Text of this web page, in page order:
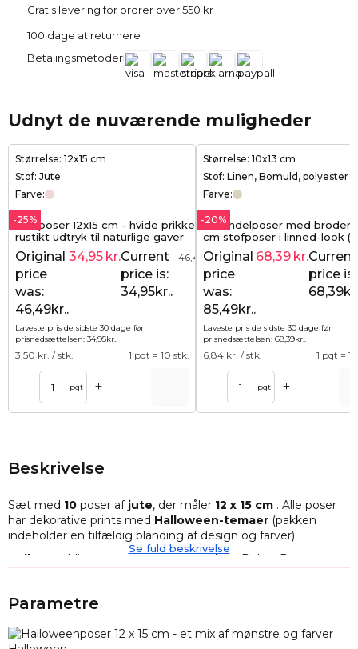
Gratis levering for ordrer over 550 kr
100 dage at returnere
Betalingsmetoder
Udnyt de nuværende muligheder
Størrelse: 12x15 cm
Stof: Jute
Farve:
-25%
Juteposer 12x15 cm - hvide prikker &
rustikt udtryk til naturlige gaver
46,49 kr.
Original
price
was:
46,49kr..
34,95 kr.Current
price is:
34,95kr..
Laveste pris de sidste 30 dage før
prisnedsættelsen: 34,95kr..
3,50 kr. / stk. 1 pqt = 10 stk.
– pqt +
Størrelse: 10x13 cm
Stof: Linen, Bomuld, polyester
Farve:
-20%
Lavendelposer med broderi -
cm stofposer i linned-look
naturlig charme og elegant
Original
price
was:
85,49kr..
68,39 kr.Current
price is:
Laveste pris de sidste 30 dage før
prisnedsættelsen: 68,39kr..
6,84 kr. / stk. 1 pqt =
– pqt +
Beskrivelse
Sæt med 10 poser af jute, der måler 12 x 15 cm . Alle poser
har dekorative prints med Halloween-temaer (pakken
indeholder en tilfældig blanding af design og farver).
Hallowen
bliver mere og mere populær i Polen. Den mest
nogen ikke ønsker at give slik, får de et trick til gengæld.
ikke at lede længere efter inspiration!
Se fuld beskrivelse
Parametre